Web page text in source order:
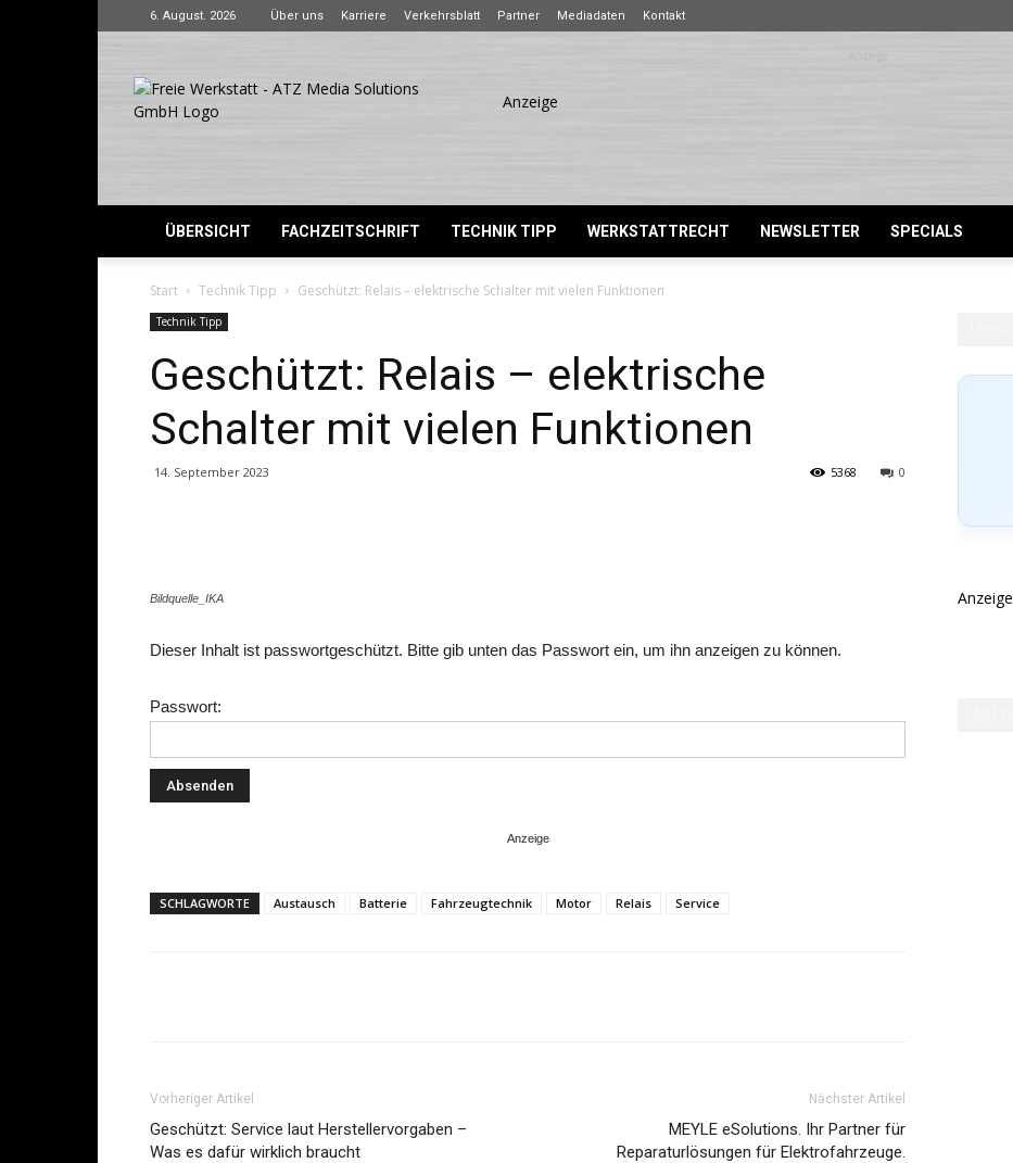
6. August. 2026 Über uns Karriere Verkehrsblatt Partner Mediadaten Kontakt
Freie
Werkstatt
ÜBERSICHT FACHZEITSCHRIFT TECHNIK TIPP WERKSTATTRECHT NEWSLETTER SPECIALS
Start Technik Tipp Geschützt: Relais – elektrische Schalter mit vielen Funktionen
Technik Tipp
Geschützt: Relais – elektrische
Schalter mit vielen Funktionen
14. September 2023 0
5368
Bildquelle_IKA
Dieser Inhalt ist passwortgeschützt. Bitte gib unten das Passwort ein, um ihn anzeigen zu können.
Passwort:
SCHLAGWORTE Austausch Batterie Fahrzeugtechnik Motor Relais Service
Vorheriger Artikel
Geschützt: Service laut Herstellervorgaben –
Was es dafür wirklich braucht
Nächster Artikel
MEYLE eSolutions. Ihr Partner für
Reparaturlösungen für Elektrofahrzeuge.
Anzeige